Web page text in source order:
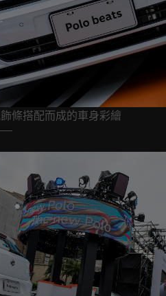
條搭配而成的車身彩繪